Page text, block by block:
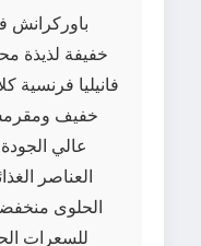
باوركرانش
خفيفة لذيذة
فانيليا فرنسية
خفيف
عالي
العناصر
الحلوى
للسعرات